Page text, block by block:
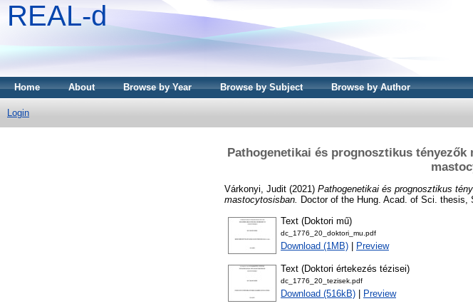
REAL-d
Home About Browse by Year Browse by Subject Browse by Author
Login
Pathogenetikai és prognosztikus
Várkonyi, Judit (2021) Pathogenetikai és prognosztikus
mastocytosisban. Doctor of the Hung. Acad. of Sci. thesis,
Text (Doktori mű)
dc_1776_20_doktori_mu.pdf
Download (1MB) Preview
Text (Doktori értekezés tézisei)
dc_1776_20_tezisek.pdf
Download (516kB) Preview